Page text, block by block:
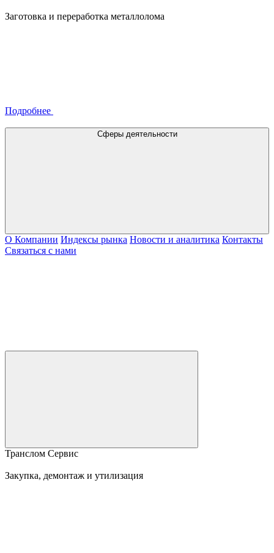
Заготовка и переработка металлолома
Подробнее
Сферы деятельности
О Компании Индексы рынка Новости и аналитика Контакты
Связаться с нами
Транслом Сервис
Закупка, демонтаж и утилизация